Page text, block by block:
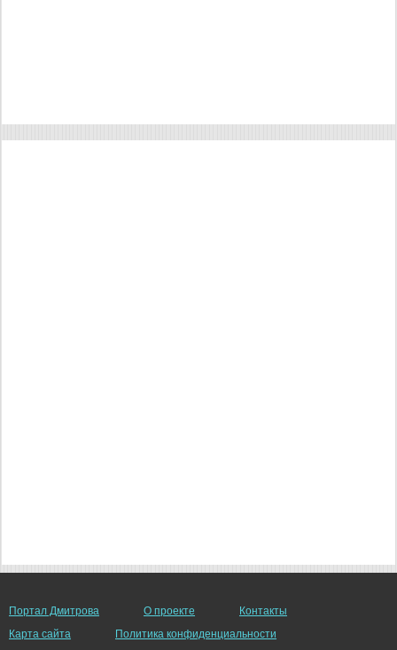
Портал Дмитрова О проекте
Контакты
Карта сайта
Политика конфиденциальности